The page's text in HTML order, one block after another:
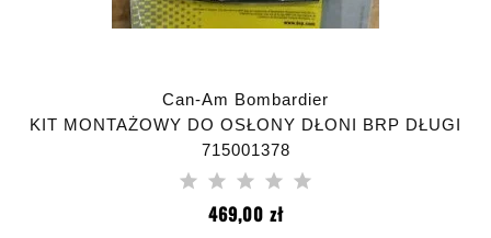
Can-Am Bombardier
KIT MONTAŻOWY DO OSŁONY DŁONI BRP DŁUGI
715001378
469,00 złCena